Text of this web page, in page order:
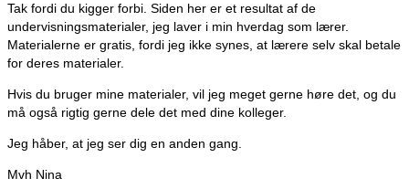
Tak fordi du kigger forbi. Siden her er et resultat af de
undervisningsmaterialer, jeg laver i min hverdag som lærer.
Materialerne er gratis, fordi jeg ikke synes, at lærere selv skal betale
for deres materialer.
Hvis du bruger mine materialer, vil jeg meget gerne høre det, og du
må også rigtig gerne dele det med dine kolleger.
Jeg håber, at jeg ser dig en anden gang.
Mvh Nina